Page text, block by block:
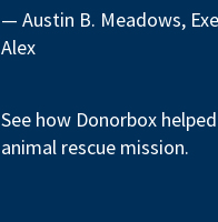
— Austin B. Meadows,
Alex
See how Donorbox
animal rescue mission.